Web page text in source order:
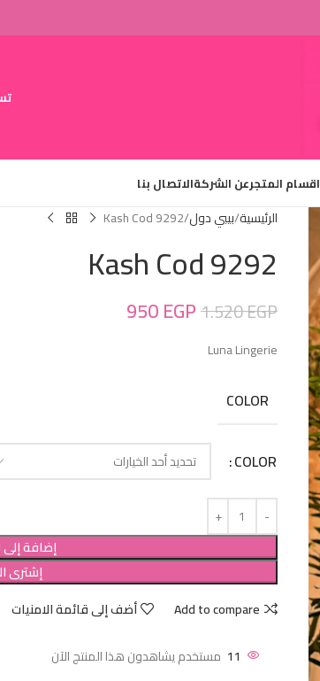
اقسام المتجرعن الشركةالاتصال بنا
الرئيسية بيبي دول Kash Cod 9292
Kash Cod 9292
1.520EGP
950EGP
Luna Lingerie
COLOR
COLOR
إضافة إلى
إشترى
Add to compare
أضف إلى قائمة الامنيات
11 مستخدم يشاهدون هذا المنتج الآن